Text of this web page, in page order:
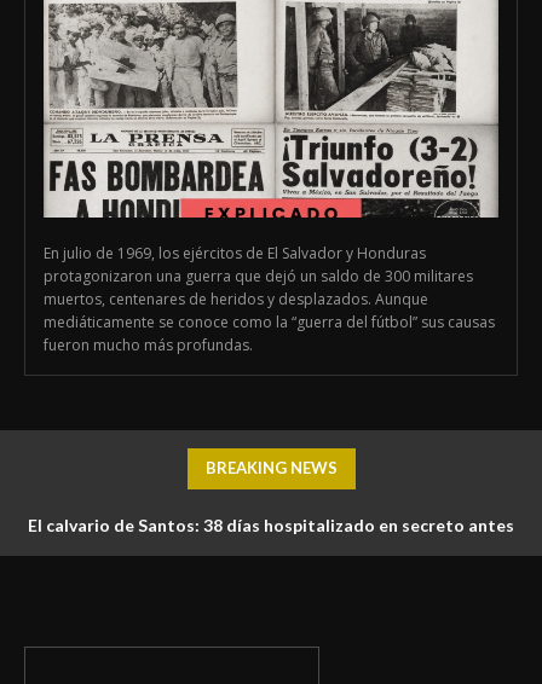
En julio de 1969, los ejércitos de El Salvador y Honduras
protagonizaron una guerra que dejó un saldo de 300 militares
muertos, centenares de heridos y desplazados. Aunque
mediáticamente se conoce como la “guerra del fútbol” sus causas
fueron mucho más profundas.
BREAKING NEWS
El calvario de Santos: 38 días hospitalizado en secreto antes